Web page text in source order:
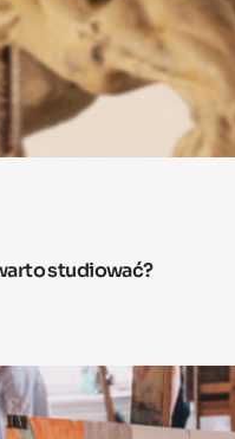
studiować?